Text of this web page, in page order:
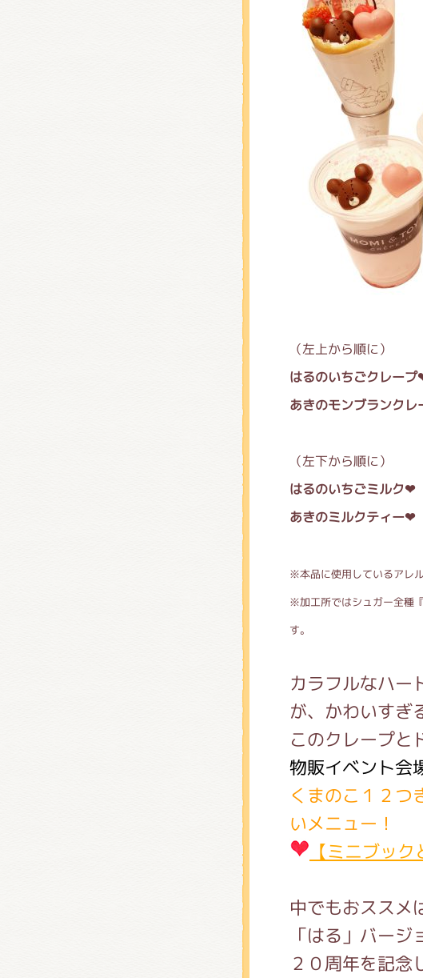
（左上から順に）
はるのいちごクレ
あきのモンブランク
（左下から順に）
はるのいちごミル
あきのミルクティ
※本品に使用しているアレ
※加工所ではシュガー全種
す。
カラフルなハー
が、かわいすぎ
このクレープ
物販イベント会
くまのこ１２
いメニュー！
【ミニブック
中でもおススメ
「はる」バージ
２０周年を記